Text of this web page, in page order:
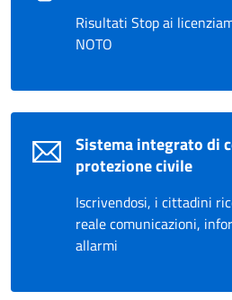
Risultati Stop ai
NOTO
Sistema integrato di
protezione civile
Iscrivendosi, i cittadini
reale comunicazioni,
allarmi